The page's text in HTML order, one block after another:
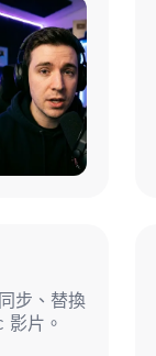
步、替換
影片。